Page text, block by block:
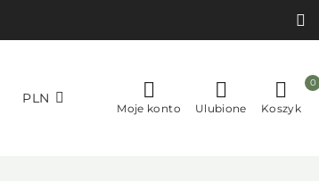
PLN
Moje konto Ulubione Koszyk
0